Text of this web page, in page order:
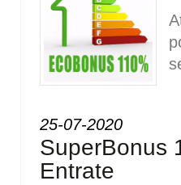
25-07-2020
SuperBonus
Entrate